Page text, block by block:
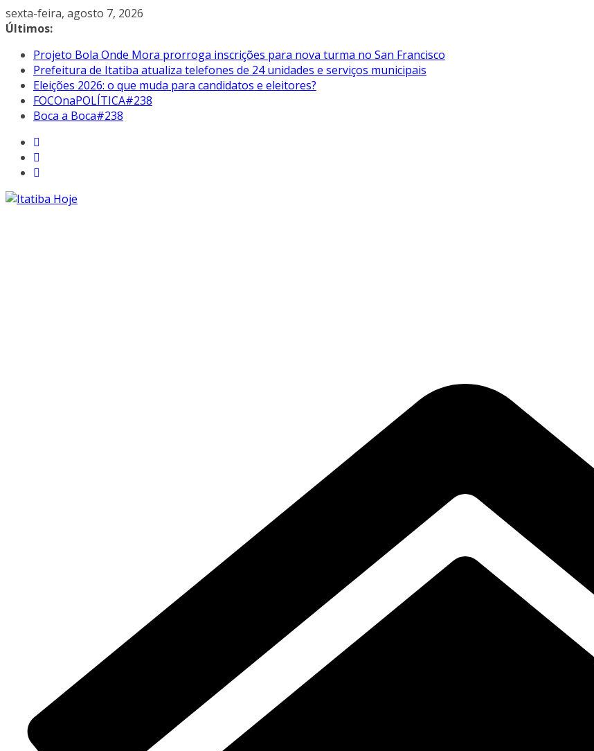
Pular
para
conteúdo
sexta-feira, agosto 7, 2026
Últimos:
Projeto Bola Onde Mora prorroga inscrições para nova turma no San Francisco
Prefeitura de Itatiba atualiza telefones de 24 unidades e serviços municipais
Eleições 2026: o que muda para candidatos e eleitores?
FOCOnaPOLÍTICA#238
Boca a Boca#238